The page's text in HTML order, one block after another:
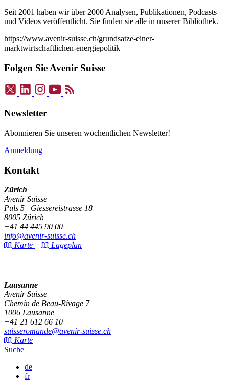
Seit 2001 haben wir über 2000 Analysen, Publikationen, Podcasts
und Videos veröffentlicht. Sie finden sie alle in unserer Bibliothek.
https://www.avenir-suisse.ch/grundsatze-einer-
marktwirtschaftlichen-energiepolitik
Folgen Sie Avenir Suisse
Newsletter
Abonnieren Sie unseren wöchentlichen Newsletter!
Anmeldung
Kontakt
Zürich
Avenir Suisse
Puls 5 | Giessereistrasse 18
8005 Zürich
+41 44 445 90 00
info@avenir-suisse.ch
Karte
Lageplan
Lausanne
Avenir Suisse
Chemin de Beau-Rivage 7
1006 Lausanne
+41 21 612 66 10
suisseromande@avenir-suisse.ch
Karte
Suche
de
fr